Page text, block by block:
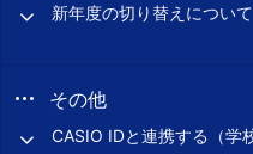
新年度の切り替えについて
その他
CASIO IDと連携する（学